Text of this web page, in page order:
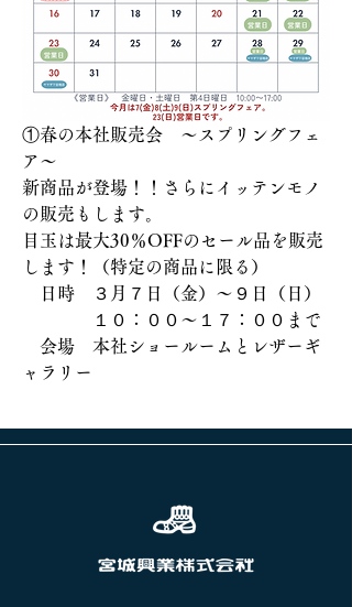
前へ
①春の本社販売会　～スプリングフェ
ア～
新商品が登場！！さらにイッテンモノ
の販売もします。
目玉は最大30％OFFのセール品を販売
します！（特定の商品に限る）
日時　３月７日（金）～９日（日）
１０：００～１７：００まで
会場　本社ショールームとレザーギ
ャラリー